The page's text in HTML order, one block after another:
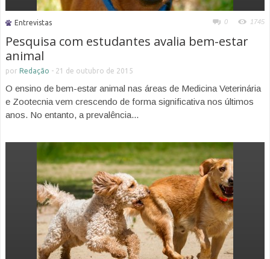
Entrevistas 0 1745
Pesquisa com estudantes avalia bem-estar
animal
por Redação - 21 de outubro de 2015
O ensino de bem-estar animal nas áreas de Medicina Veterinária
e Zootecnia vem crescendo de forma significativa nos últimos
anos. No entanto, a prevalência...